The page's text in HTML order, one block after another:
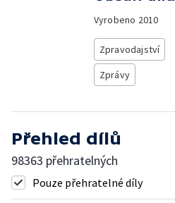
Vyrobeno 2010
Zpravodajství
Zprávy
Přehled dílů
98363 přehratelných
Pouze přehratelné díly